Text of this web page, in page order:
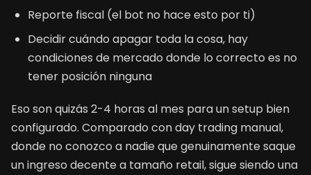
Reporte fiscal (el bot no hace esto por ti)
Decidir cuándo apagar toda la cosa, hay
condiciones de mercado donde lo correcto es no
tener posición ninguna
Eso son quizás 2-4 horas al mes para un setup bien
configurado. Comparado con day trading manual,
donde no conozco a nadie que genuinamente saque
un ingreso decente a tamaño retail, sigue siendo una